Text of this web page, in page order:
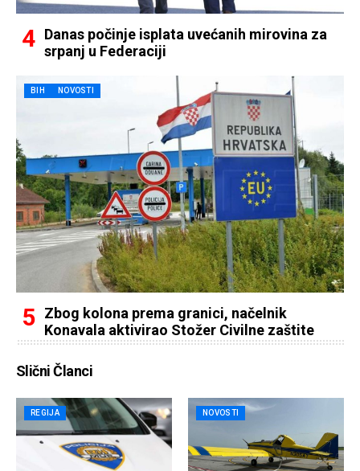
Danas počinje isplata uvećanih mirovina za
srpanj u Federaciji
BIH NOVOSTI
Zbog kolona prema granici, načelnik
Konavala aktivirao Stožer Civilne zaštite
Slični Članci
REGIJA NOVOSTI